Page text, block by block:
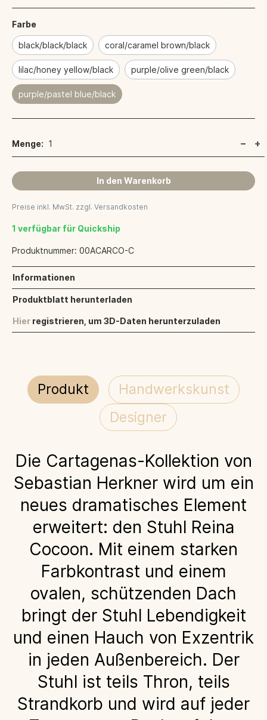
Farbe
black/black/black coral/caramel brown/black
lilac/honey yellow/black purple/olive green/black
purple/pastel blue/black
Menge: 1
In den Warenkorb
Preise inkl. MwSt. zzgl. Versandkosten
1 verfügbar für Quickship
Produktnummer: 00ACARCO-C
Informationen
Produktblatt herunterladen
Hier registrieren, um 3D-Daten herunterzuladen
Produkt
Handwerkskunst
Designer
Die Cartagenas-Kollektion von
Sebastian Herkner wird um ein
neues dramatisches Element
erweitert: den Stuhl Reina
Cocoon. Mit einem starken
Farbkontrast und einem
ovalen, schützenden Dach
bringt der Stuhl Lebendigkeit
und einen Hauch von Exzentrik
in jeden Außenbereich. Der
Stuhl ist teils Thron, teils
Strandkorb und wird auf jeder